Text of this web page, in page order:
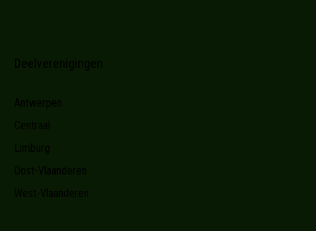
Deelverenigingen
Antwerpen
Centraal
Limburg
Oost-Vlaanderen
West-Vlaanderen